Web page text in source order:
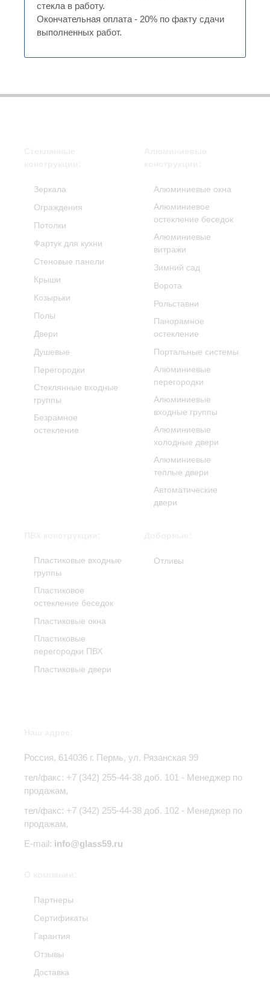
стекла в работу.
Окончательная оплата - 20% по факту сдачи
выполненных работ.
Зеркала
Ограждения
Потолки
Фартук для кухни
Стеновые панели
Крыши
Козырьки
Полы
Двери
Душевые
Перегородки
Стеклянные входные
группы
Безрамное
остекление
Алюминиевые окна
Алюминиевое
остекление беседок
Алюминиевые
витражи
Зимний сад
Ворота
Рольставни
Панорамное
остекление
Портальные системы
Алюминиевые
перегородки
Алюминиевые
входные группы
Алюминиевые
холодные двери
Алюминиевые
теплые двери
Автоматические
двери
Пластиковые входные
группы
Пластиковое
остекление беседок
Пластиковые окна
Пластиковые
перегородки ПВХ
Пластиковые двери
Отливы
Россия, 614036 г. Пермь, ул. Рязанская 99
тел/факс: +7 (342) 255-44-38 доб. 101 - Менеджер по
продажам,
тел/факс: +7 (342) 255-44-38 доб. 102 - Менеджер по
продажам,
E-mail: info@glass59.ru
Партнеры
Сертификаты
Гарантия
Отзывы
Доставка